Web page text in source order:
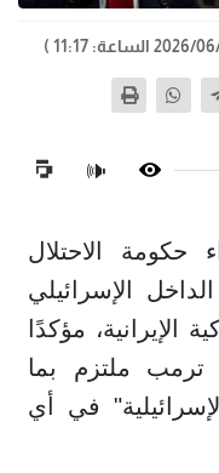
🔊
حكومة الاحتلال
الإسرائيلي
الإيرانية، مؤكدًا
ترمب ملتزم بما
في أي